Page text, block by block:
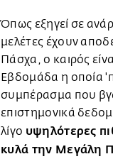
Όπως εξηγεί σε
μελέτες έχουν
Πάσχα, ο καιρός
Εβδομάδα η οποία
συμπέρασμα που
επιστημονικά
λίγο υψηλότερες
κυλά την Μεγάλη